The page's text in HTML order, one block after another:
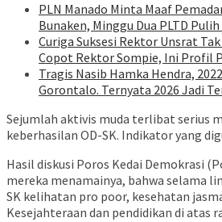
PLN Manado Minta Maaf
Bunaken, Minggu Dua PLTD
Curiga Suksesi Rektor Unsrat
Copot Rektor Sompie, Ini Profil
Tragis Nasib Hamka Hendra,
Gorontalo. Ternyata 2026 Jadi
Sejumlah aktivis muda terlibat serius
keberhasilan OD-SK. Indikator yang
Hasil diskusi Poros Kedai Demokrasi
mereka menamainya, bahwa selama
SK kelihatan pro poor, kesehatan
Kesejahteraan dan pendidikan di atas